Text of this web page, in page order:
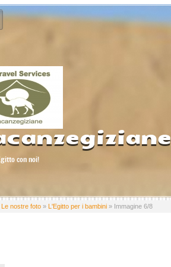
con noi!
Le nostre foto » L'Egitto per i bambini » Immagine 6/8